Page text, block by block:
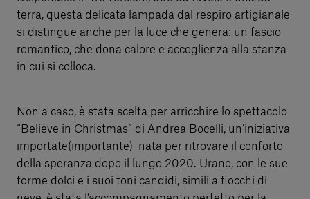
terra, questa delicata lampada dal respiro artigianale
si distingue anche per la luce che genera: un fascio
romantico, che dona calore e accoglienza alla stanza
in cui si colloca.
Non a caso, è stata scelta per arricchire lo spettacolo
“Believe in Christmas” di Andrea Bocelli, un’iniziativa
importate(importante) nata per ritrovare il conforto
della speranza dopo il lungo 2020. Urano, con le sue
forme dolci e i suoi toni candidi, simili a fiocchi di